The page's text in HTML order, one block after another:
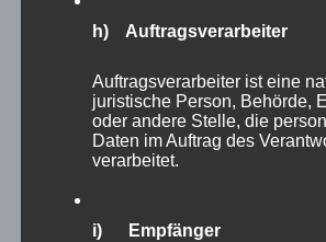
Adresse ab und bildet – sofern Sie
Ihr Avatar-Bild neben dem Kommentar
beachten ist, dass alle registrierten
automatisch auch bei Gravatar
Gravatar:https://de.gravatar.com
Routinemäßige Löschung und
personenbezogenen Daten
Der für die Verarbeitung
speichert personenbezogene Daten
h) Auftragsverarbeiter
Auftragsverarbeiter ist eine
juristische Person, Behörde,
oder andere Stelle, die
Daten im Auftrag des
verarbeitet.
i) Empfänger